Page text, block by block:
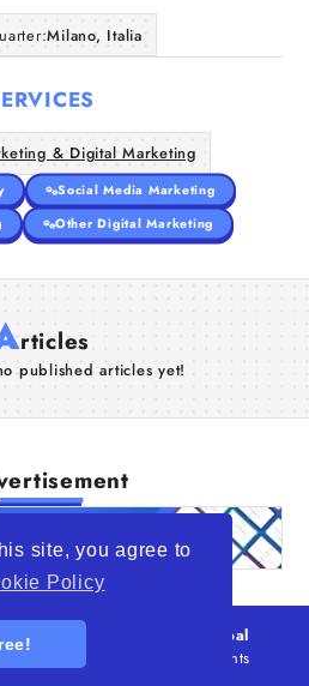
site, you agree to
Policy
Milano, Italia
& Digital Marketing
Social Media Marketing
Other Digital Marketing
rticles
published articles yet!
Trade Opportunity is a global
of organizations
. All rights